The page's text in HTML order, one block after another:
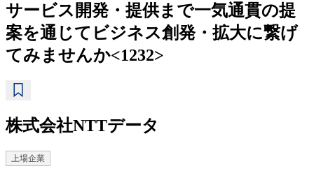
サービス開発・提供まで一気通貫の提
案を通じてビジネス創発・拡大に繋げ
てみませんか<1232>
株式会社NTTデータ
上場企業